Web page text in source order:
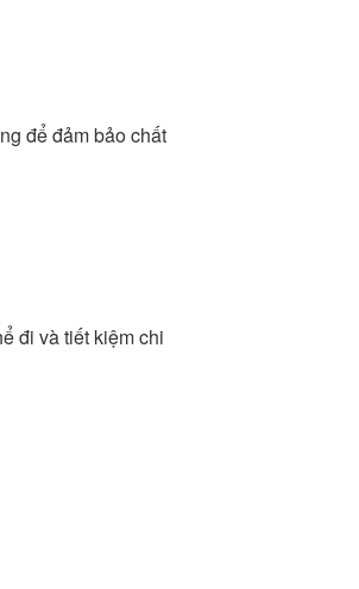
để đảm bảo chất
đi và tiết kiệm chi